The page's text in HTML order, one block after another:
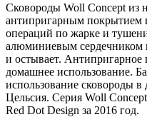
Сковороды Woll Concept из
антипригарным покрытием
операций по жарке и
алюминиевым сердечником
и остывает. Антипригарное
домашнее использование.
использование сковороды
Цельсия. Серия Woll
Red Dot Design за 2016 год.